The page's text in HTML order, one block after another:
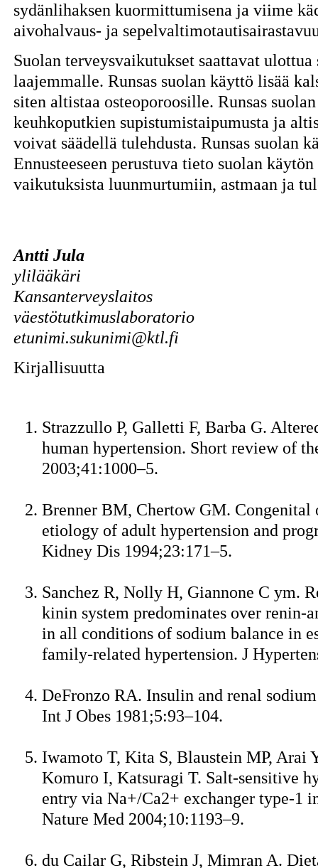
sydänlihaksen kuormittumisena ja viime
aivohalvaus- ja
Suolan terveysvaikutukset saattavat
laajemmalle. Runsas suolan käyttö lisää
siten altistaa osteoporoosille. Runsas
keuhkoputkien supistumistaipumusta ja
voivat säädellä tulehdusta. Runsas suolan
Ennusteeseen perustuva tieto suolan
vaikutuksista luunmurtumiin, astmaan ja
Antti Jula
ylilääkäri
Kansanterveyslaitos
väestötutkimuslaboratorio
etunimi.sukunimi@ktl.fi
Kirjallisuutta
Strazzullo P, Galletti F, Barba G.
human hypertension. Short review of
2003;41:1000–5.
Brenner BM, Chertow GM. Congenital
etiology of adult hypertension and
Kidney Dis 1994;23:171–5.
Sanchez R, Nolly H, Giannone C ym.
kinin system predominates over renin-
in all conditions of sodium balance in
family-related hypertension. J
DeFronzo RA. Insulin and renal
Int J Obes 1981;5:93–104.
Iwamoto T, Kita S, Blaustein MP, Arai
Komuro I, Katsuragi T. Salt-sensitive
entry via Na+/Ca2+ exchanger type-1
Nature Med 2004;10:1193–9.
du Cailar G, Ribstein J, Mimran A.